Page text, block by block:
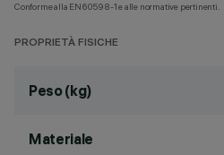
Conforme alla EN60598-1 e alle normative pertinenti.
PROPRIETÀ FISICHE
Peso (kg)
Materiale